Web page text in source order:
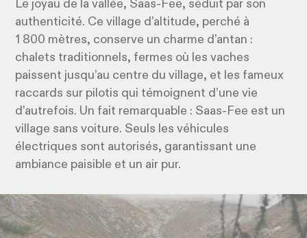
Le joyau de la vallée, Saas-Fee, séduit par son
authenticité. Ce village d'altitude, perché à
1 800 mètres, conserve un charme d'antan :
chalets traditionnels, fermes où les vaches
paissent jusqu’au centre du village, et les fameux
raccards sur pilotis qui témoignent d’une vie
d’autrefois. Un fait remarquable : Saas-Fee est un
village sans voiture. Seuls les véhicules
électriques sont autorisés, garantissant une
ambiance paisible et un air pur.